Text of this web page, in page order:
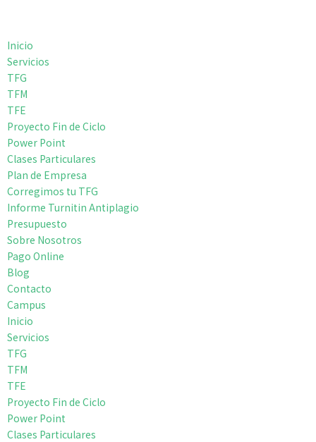
Inicio
Servicios
TFG
TFM
TFE
Proyecto Fin de Ciclo
Power Point
Clases Particulares
Plan de Empresa
Corregimos tu TFG
Informe Turnitin Antiplagio
Presupuesto
Sobre Nosotros
Pago Online
Blog
Contacto
Campus
Inicio
Servicios
TFG
TFM
TFE
Proyecto Fin de Ciclo
Power Point
Clases Particulares